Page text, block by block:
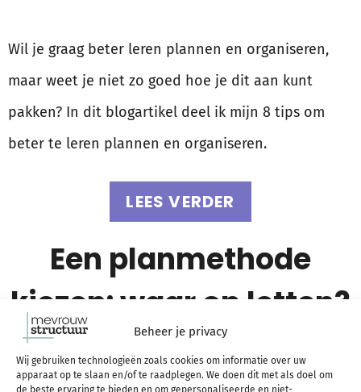
Beheer je privacy
Wij gebruiken technologieën zoals cookies om informatie over uw
apparaat op te slaan en/of te raadplegen. We doen dit met als doel om
de beste ervaring te bieden en om gepersonaliseerde en niet-
Wil je graag beter leren plannen en organiseren,
maar weet je niet zo goed hoe je dit aan kunt
pakken? In dit blogartikel deel ik mijn 8 tips om
beter te leren plannen en organiseren.
LEES VERDER
Een planmethode
kiezen: waar op letten?